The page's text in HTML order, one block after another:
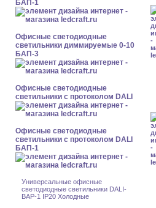
БАП-1
Офисные светодиодные
светильники диммируемые 0-10
БАП-3
Офисные светодиодные
светильники с протоколом DALI
Офисные светодиодные
светильники с протоколом DALI
БАП-1
Универсальные офисные
светодиодные светильники DALI-
BAP-1 IP20 Холодные